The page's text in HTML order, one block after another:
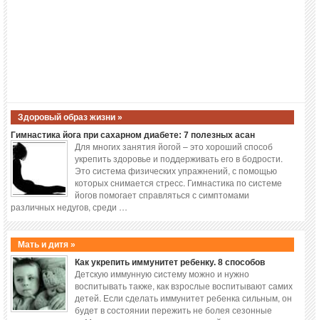
Здоровый образ жизни »
Гимнастика йога при сахарном диабете: 7 полезных асан
Для многих занятия йогой – это хороший способ
укрепить здоровье и поддерживать его в бодрости.
Это система физических упражнений, с помощью
которых снимается стресс. Гимнастика по системе
йогов помогает справляться с симптомами
различных недугов, среди …
Мать и дитя »
Как укрепить иммунитет ребенку. 8 способов
Детскую иммунную систему можно и нужно
воспитывать также, как взрослые воспитывают самих
детей. Если сделать иммунитет ребенка сильным, он
будет в состоянии пережить не болея сезонные